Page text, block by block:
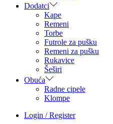
Dodatci
Kape
Remeni
Torbe
Futrole za pušku
Remeni za pušku
Rukavice
Šeširi
Obuća
Radne cipele
Klompe
Login / Register